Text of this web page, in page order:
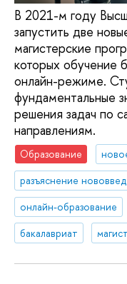
В 2021-м году
запустить две
магистерские
которых обучение
онлайн-режиме.
фундаментальные
решения задач по
направлениям.
Образование
разъяснение
онлайн-образование
бакалавриат